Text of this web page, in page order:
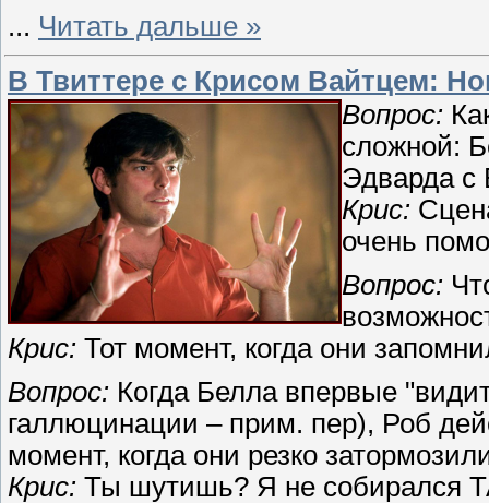
... Читать дальше »
В Твиттере с Крисом Вайтцем:
Вопрос:
сложной:
Эдварда с
Крис:
очень
Вопрос:
Крис: Тот момент, когда они
Вопрос: Когда Белла впервые
галлюцинации – прим. пер), Роб
момент, когда они резко
Крис: Ты шутишь? Я не собирался